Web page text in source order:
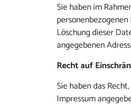
Sie haben im
Löschung dieser
angegebenen
Recht auf
Sie haben das
Impressum